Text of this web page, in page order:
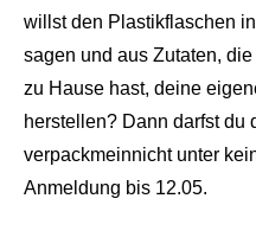
willst den Plastikflaschen
sagen und aus Zutaten,
zu Hause hast, deine
herstellen? Dann darfst du
verpackmeinnicht unter
Anmeldung bis 12.05.